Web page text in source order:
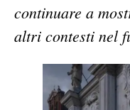
continuare a
altri contesti nel